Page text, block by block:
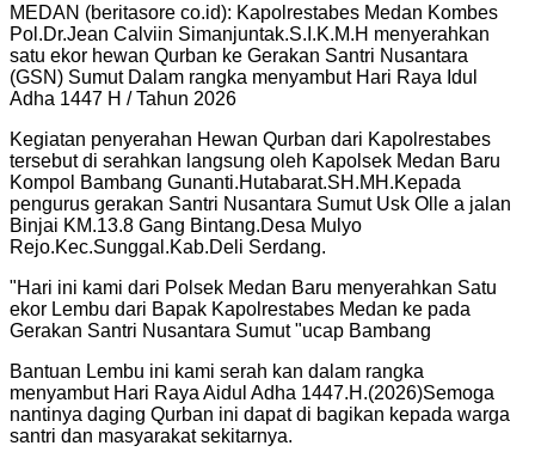
MEDAN (beritasore co.id): Kapolrestabes Medan Kombes
Pol.Dr.Jean Calviin Simanjuntak.S.I.K.M.H menyerahkan
satu ekor hewan Qurban ke Gerakan Santri Nusantara
(GSN) Sumut Dalam rangka menyambut Hari Raya Idul
Adha 1447 H / Tahun 2026
Kegiatan penyerahan Hewan Qurban dari Kapolrestabes
tersebut di serahkan langsung oleh Kapolsek Medan Baru
Kompol Bambang Gunanti.Hutabarat.SH.MH.Kepada
pengurus gerakan Santri Nusantara Sumut Usk Olle a jalan
Binjai KM.13.8 Gang Bintang.Desa Mulyo
Rejo.Kec.Sunggal.Kab.Deli Serdang.
"Hari ini kami dari Polsek Medan Baru menyerahkan Satu
ekor Lembu dari Bapak Kapolrestabes Medan ke pada
Gerakan Santri Nusantara Sumut "ucap Bambang
Bantuan Lembu ini kami serah kan dalam rangka
menyambut Hari Raya Aidul Adha 1447.H.(2026)Semoga
nantinya daging Qurban ini dapat di bagikan kepada warga
santri dan masyarakat sekitarnya.